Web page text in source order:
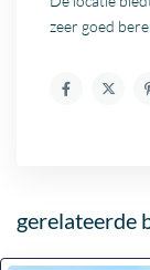
zeer goed
gerelateerde